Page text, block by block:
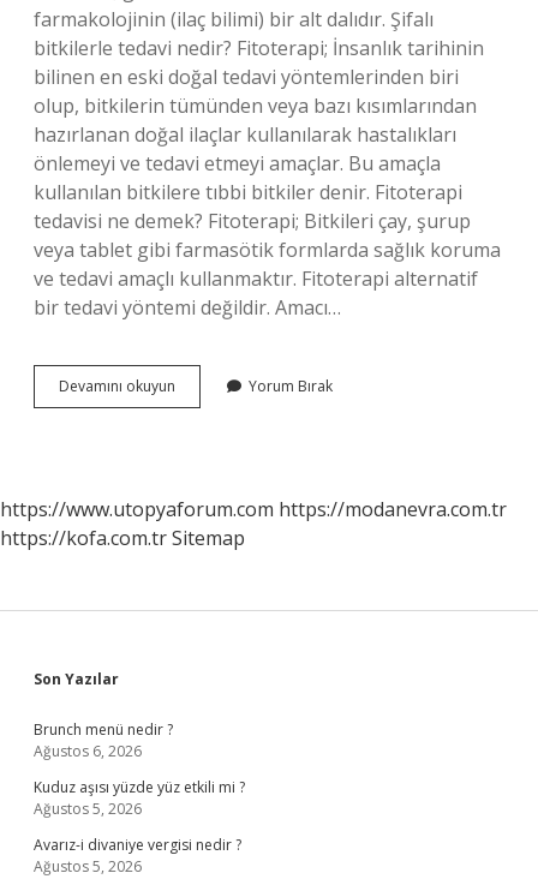
farmakolojinin (ilaç bilimi) bir alt dalıdır. Şifalı
bitkilerle tedavi nedir? Fitoterapi; İnsanlık tarihinin
bilinen en eski doğal tedavi yöntemlerinden biri
olup, bitkilerin tümünden veya bazı kısımlarından
hazırlanan doğal ilaçlar kullanılarak hastalıkları
önlemeyi ve tedavi etmeyi amaçlar. Bu amaçla
kullanılan bitkilere tıbbi bitkiler denir. Fitoterapi
tedavisi ne demek? Fitoterapi; Bitkileri çay, şurup
veya tablet gibi farmasötik formlarda sağlık koruma
ve tedavi amaçlı kullanmaktır. Fitoterapi alternatif
bir tedavi yöntemi değildir. Amacı…
Devamını okuyun
Bitkiler
Tedaviye
Ne
Yorum Bırak
https://www.utopyaforum.com https://modanevra.com.tr
https://kofa.com.trSitemap
Sidebar
Son Yazılar
Brunch menü nedir ?
Ağustos 6, 2026
Kuduz aşısı yüzde yüz etkili mi ?
Ağustos 5, 2026
Avarız-i divaniye vergisi nedir ?
Ağustos 5, 2026